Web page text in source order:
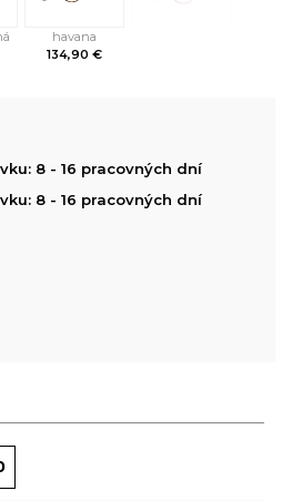
havana
134,90 €
8 - 16 pracovných dní
8 - 16 pracovných dní